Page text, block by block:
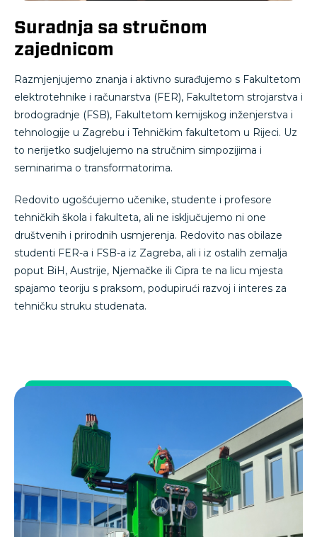
Suradnja sa stručnom
zajednicom
Razmjenjujemo znanja i aktivno surađujemo s Fakultetom
elektrotehnike i računarstva (FER), Fakultetom strojarstva i
brodogradnje (FSB), Fakultetom kemijskog inženjerstva i
tehnologije u Zagrebu i Tehničkim fakultetom u Rijeci. Uz
to nerijetko sudjelujemo na stručnim simpozijima i
seminarima o transformatorima.
Redovito ugošćujemo učenike, studente i profesore
tehničkih škola i fakulteta, ali ne isključujemo ni one
društvenih i prirodnih usmjerenja. Redovito nas obilaze
studenti FER-a i FSB-a iz Zagreba, ali i iz ostalih zemalja
poput BiH, Austrije, Njemačke ili Cipra te na licu mjesta
spajamo teoriju s praksom, podupirući razvoj i interes za
tehničku struku studenata.